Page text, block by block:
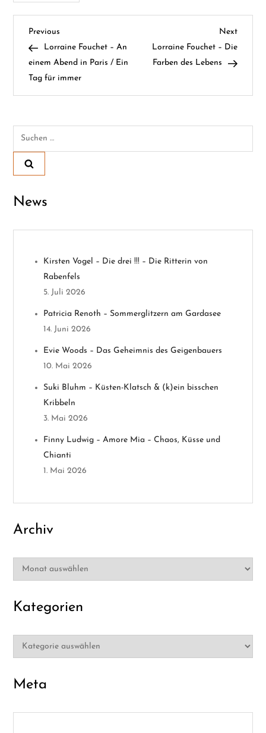
B
e
r
a
g
g
Previous
Post
Previous
Lorraine Fouchet – An
einem Abend in Paris / Ein
Tag für immer
Next
Post
Next
Lorraine Fouchet – Die
Farben des Lebens
Suchen
News
Kirsten Vogel – Die drei !!! – Die Ritterin von
Rabenfels
5. Juli 2026
Patricia Renoth – Sommerglitzern am Gardasee
14. Juni 2026
Evie Woods – Das Geheimnis des Geigenbauers
10. Mai 2026
Suki Bluhm – Küsten-Klatsch & (k)ein bisschen
Kribbeln
3. Mai 2026
Finny Ludwig – Amore Mia – Chaos, Küsse und
Chianti
1. Mai 2026
Archiv
Archiv
Kategorien
Kategorien
Meta